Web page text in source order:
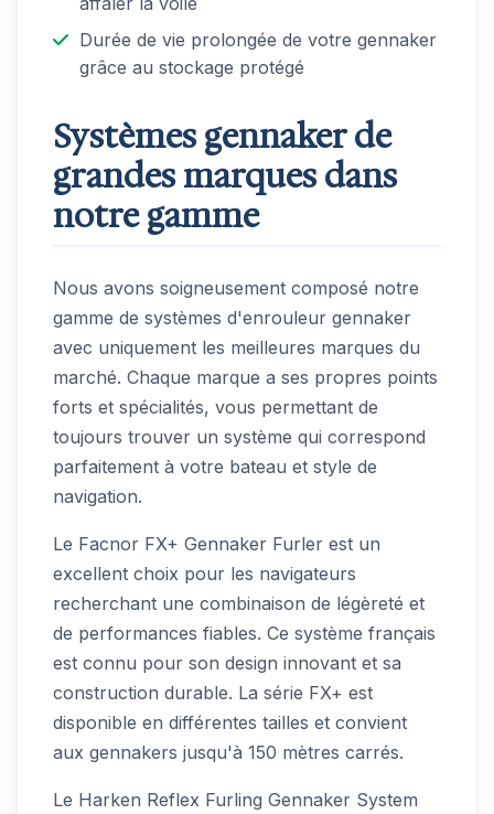
Durée de vie prolongée de votre gennaker
grâce au stockage protégé
Systèmes gennaker de
grandes marques dans
notre gamme
Nous avons soigneusement composé notre
gamme de systèmes d'enrouleur gennaker
avec uniquement les meilleures marques du
marché. Chaque marque a ses propres points
forts et spécialités, vous permettant de
toujours trouver un système qui correspond
parfaitement à votre bateau et style de
navigation.
Le Facnor FX+ Gennaker Furler est un
excellent choix pour les navigateurs
recherchant une combinaison de légèreté et
de performances fiables. Ce système français
est connu pour son design innovant et sa
construction durable. La série FX+ est
disponible en différentes tailles et convient
aux gennakers jusqu'à 150 mètres carrés.
Le Harken Reflex Furling Gennaker System